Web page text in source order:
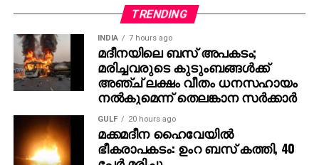
വാഹനത്തെ 500 മീറ്റര്‍ ദൂരം പൊലീസ് സംഘം
അനുഗമിച്ചു. എന്നാല്‍ ഹിന്ദുത്വ അക്രമികള്‍ ഇരുമ്പ്
വടികളും മരക്കഷണങ്ങളുമായി ചാടിവീഴുകയും വാഹനം
തടയുകയും ചെയ്തു. മിനി ബസിന്റെ വാതില്‍
തുറക്കാനാവശ്യപ്പെട്ട അക്രമികള്‍,
വാഹനത്തിലുണ്ടായിരുന്നവരെ അടിക്കാനും
ഭീഷണിപ്പെടുത്താനും തുടങ്ങി. വാഹനത്തിന്റെ ബസിന്റെ
വിന്‍ഡ്ഷീല്‍ഡും വിന്‍ഡോകളും തകര്‍ത്ത അക്രമികള്‍
മിഷനറി സംഘത്തിനു നേരെ അസഭ്യം ചൊരിയുകയും
TRENDING
INDIA 7 hours ago
മദീനയിലെ ബസ് അപകടം;
മരിച്ചവരുടെ കുടുംബങ്ങള്‍ക്ക്
അഞ്ച് ലക്ഷം വീതം ധനസഹായം
നല്‍കുമെന്ന് തെലങ്കാന സര്‍ക്കാര്‍
GULF 20 hours ago
മക്കമദീന ഹൈവേയില്‍
ഭീകരാപകടം: ഉംറ ബസ് കത്തി, 40